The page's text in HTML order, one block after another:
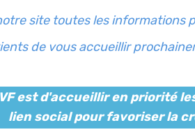
site toutes les informations
de vous accueillir
est d'accueillir en priorité
lien social pour favoriser la